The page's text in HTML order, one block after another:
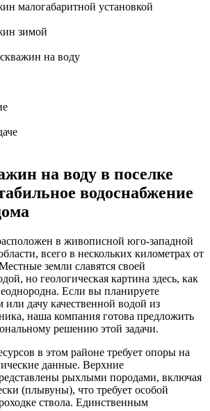
малогабаритной установкой
зимой
на воду
на воду в поселке
водоснабжение
в живописной юго-западной
всего в нескольких километрах от
земли славятся своей
но геологическая картина здесь, как
Если вы планируете
или дачу качественной водой из
наша компания готова предложить
решению этой задачи.
в этом районе требует опоры на
данные. Верхние
рыхлыми породами, включая
(плывуны), что требует особой
ствола. Единственным